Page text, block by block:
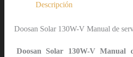
Descripción
Doosan Solar 130W-V Manual de
Doosan Solar 130W-V Manual